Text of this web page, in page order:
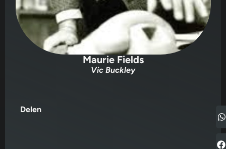
Maurie Fields
Vic Buckley
Delen